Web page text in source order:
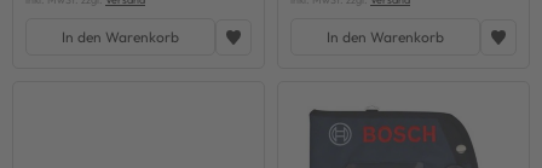
In den Warenkorb In den Warenkorb